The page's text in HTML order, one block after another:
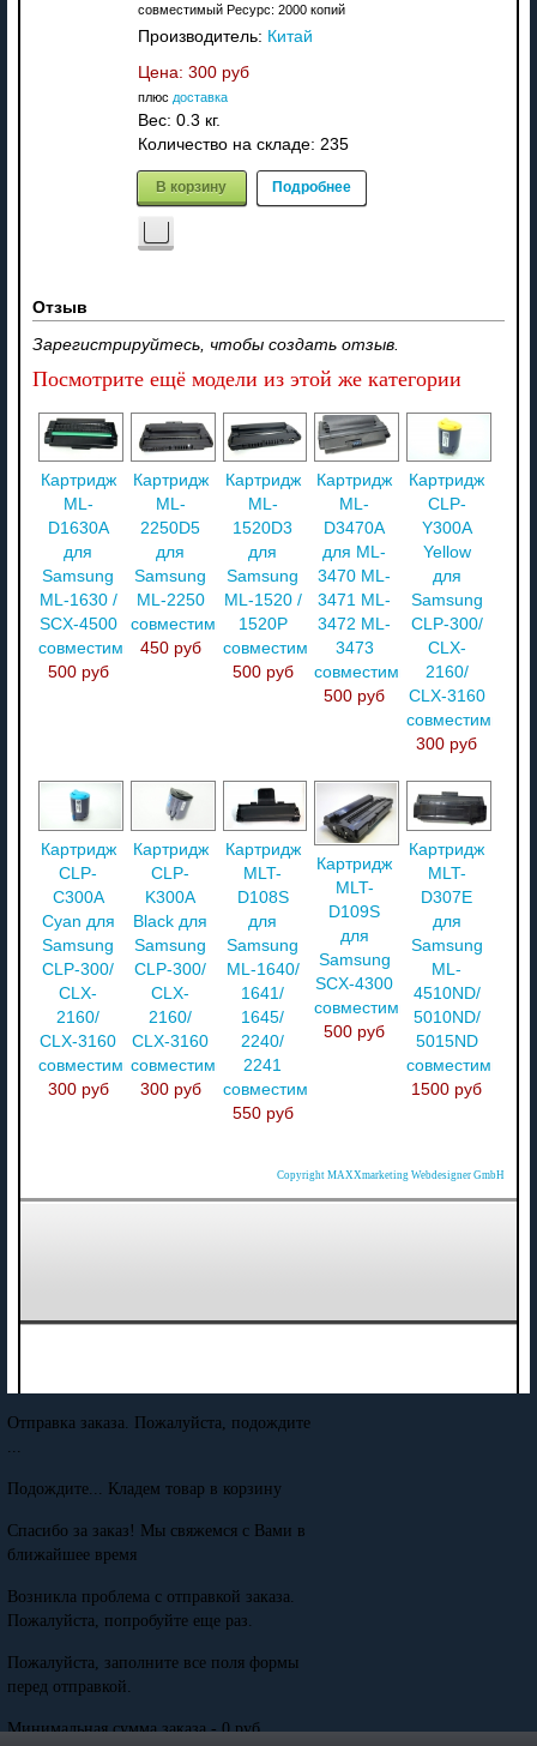
совместимый Ресурс: 2000 копий
Производитель: Китай
Цена: 300 руб
плюс доставка
Вес: 0.3 кг.
Количество на складе: 235
В корзину Подробнее
Отзыв
Зарегистрируйтесь, чтобы создать отзыв.
Посмотрите ещё модели из этой же категории
Картридж
ML-
D1630A
для
Samsung
ML-1630 /
SCX-4500
совместимый
500 руб
Картридж
ML-
2250D5
для
Samsung
ML-2250
совместимый
450 руб
Картридж
ML-
1520D3
для
Samsung
ML-1520 /
1520P
совместимый
500 руб
Картридж
ML-
D3470A
для ML-
3470 ML-
3471 ML-
3472 ML-
3473
совместимый
500 руб
Картридж
CLP-
Y300A
Yellow
для
Samsung
CLP-300/
CLX-
2160/
CLX-3160
совместимый
300 руб
Картридж
CLP-
C300A
Cyan для
Samsung
CLP-300/
CLX-
2160/
CLX-3160
совместимый
300 руб
Картридж
CLP-
K300A
Black для
Samsung
CLP-300/
CLX-
2160/
CLX-3160
совместимый
300 руб
Картридж
MLT-
D108S
для
Samsung
ML-1640/
1641/
1645/
2240/
2241
совместимый
550 руб
Картридж
MLT-
D109S
для
Samsung
SCX-4300
совместимый
500 руб
Картридж
MLT-
D307E
для
Samsung
ML-
4510ND/
5010ND/
5015ND
совместимый
1500 руб
Copyright MAXXmarketing Webdesigner GmbH
Отправка заказа. Пожалуйста, подождите
...
Подождите... Кладем товар в корзину
Спасибо за заказ! Мы свяжемся с Вами в
ближайшее время
Возникла проблема с отправкой заказа.
Пожалуйста, попробуйте еще раз.
Пожалуйста, заполните все поля формы
перед отправкой.
Минимальная сумма заказа - 0 руб.